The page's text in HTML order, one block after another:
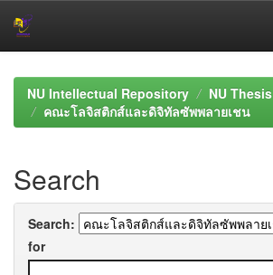
navigationNU Intellectual Repository
NU Thesis
คณะโลจิสติกส์และดิจิทัลซัพพลายเชน
Search
Search:
for